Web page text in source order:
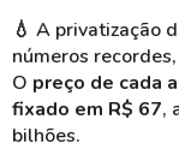
💧 A privatização
números
O preço de cada
fixado em R$ 67,
bilhões.